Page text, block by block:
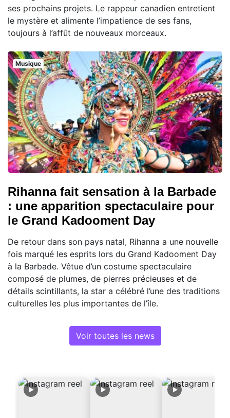
ses prochains projets. Le rappeur canadien entretient
le mystère et alimente l’impatience de ses fans,
toujours à l’affût de nouveaux morceaux.
Musique
Rihanna fait sensation à la Barbade
: une apparition spectaculaire pour
le Grand Kadooment Day
De retour dans son pays natal, Rihanna a une nouvelle
fois marqué les esprits lors du Grand Kadooment Day
à la Barbade. Vêtue d’un costume spectaculaire
composé de plumes, de pierres précieuses et de
détails scintillants, la star a célébré l’une des traditions
culturelles les plus importantes de l’île.
Voir toutes les news